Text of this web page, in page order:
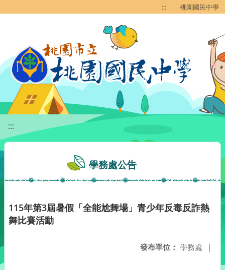
::: 桃園國民中學
:::
學務處公告
115年第3屆暑假「全能尬舞場」青少年反毒反詐熱
舞比賽活動
發布單位： 學務處 |